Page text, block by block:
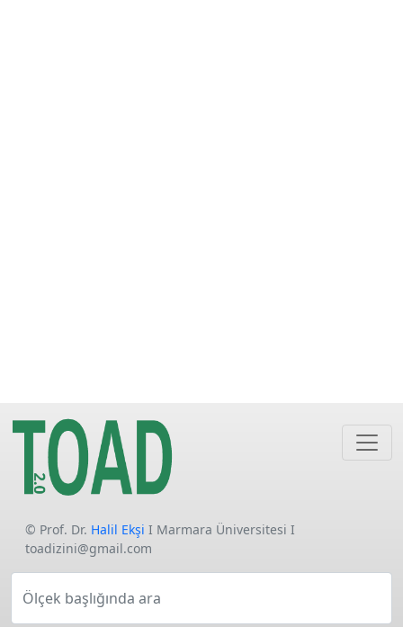
© Prof. Dr. Halil Ekşi I Marmara Üniversitesi I
toadizini@gmail.com
Ölçek başlığında ara